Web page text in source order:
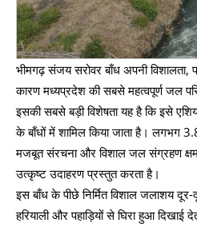
भीमगढ़ संजय सरोवर बाँध अपनी विशालता,
कारण मध्यप्रदेश की सबसे महत्वपूर्ण जल
इसकी सबसे बड़ी विशेषता यह है कि इसे
के बाँधों में शामिल किया जाता है। लगभग
मजबूत संरचना और विशाल जल संग्रहण
उत्कृष्ट उदाहरण प्रस्तुत करता है।
इस बाँध के पीछे निर्मित विशाल जलाशय
हरियाली और पहाड़ियों से घिरा हुआ